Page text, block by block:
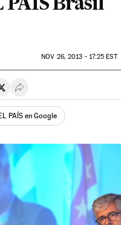
PAÍS Brasil
NOV 26, 2013 - 17:25 EST
en Whatsapp
en Facebook
Compartir en Twitter
Desplegar Redes Sociales
PAÍS en Google